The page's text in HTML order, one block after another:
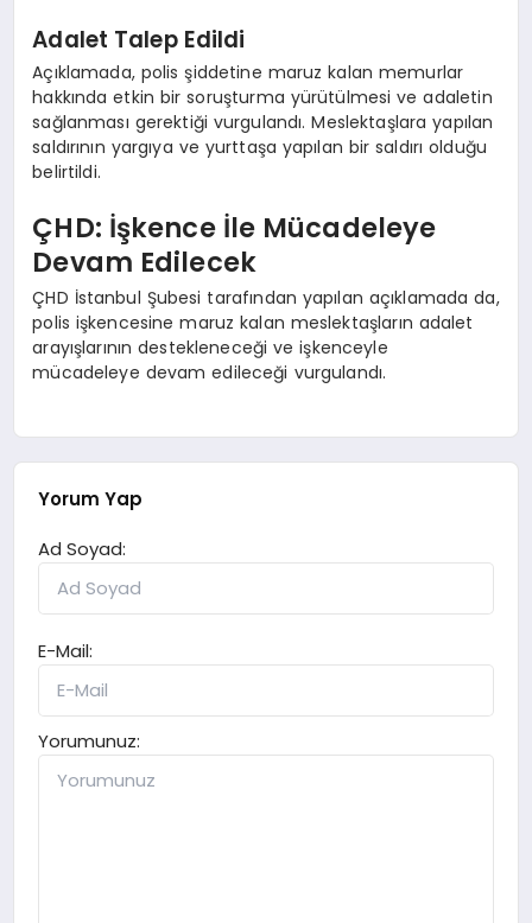
Adalet Talep Edildi
Açıklamada, polis şiddetine maruz kalan memurlar
hakkında etkin bir soruşturma yürütülmesi ve adaletin
sağlanması gerektiği vurgulandı. Meslektaşlara yapılan
saldırının yargıya ve yurttaşa yapılan bir saldırı olduğu
belirtildi.
ÇHD: İşkence İle Mücadeleye
Devam Edilecek
ÇHD İstanbul Şubesi tarafından yapılan açıklamada da,
polis işkencesine maruz kalan meslektaşların adalet
arayışlarının destekleneceği ve işkenceyle
mücadeleye devam edileceği vurgulandı.
Yorum Yap
Ad Soyad:
E-Mail:
Yorumunuz: